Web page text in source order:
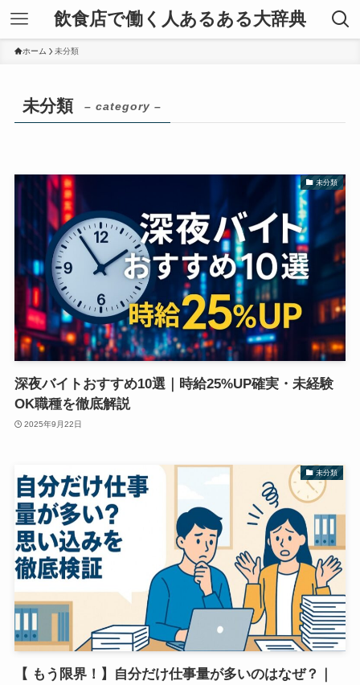
飲食店で働く人あるある大辞典
ホーム 未分類
未分類 – category –
未分類
深夜バイトおすすめ10選｜時給25%UP確実・未経験
OK職種を徹底解説
2025年9月22日
未分類
【 もう限界！】自分だけ仕事量が多いのはなぜ？｜